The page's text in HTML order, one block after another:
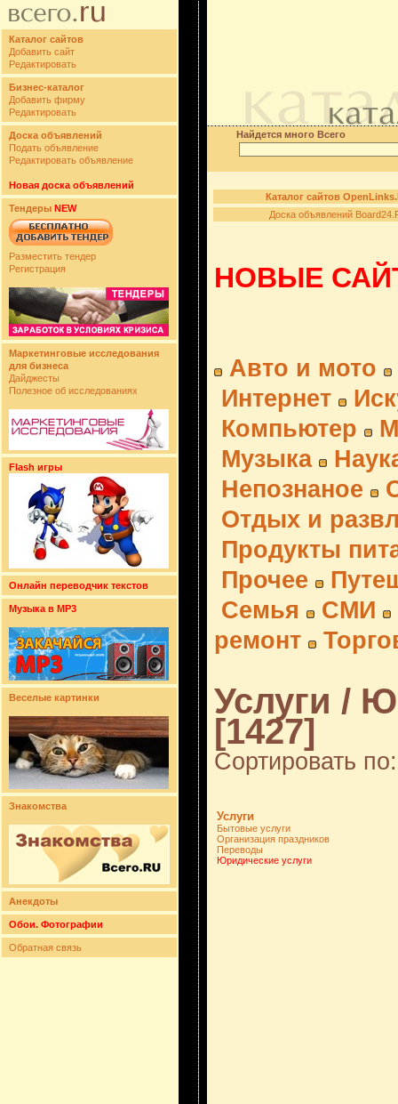
Каталог сайтов
Добавить сайт
Редактировать
Бизнес-каталог
Добавить фирму
Редактировать
Доска объявлений
Подать объявление
Редактировать объявление
Новая доска объявлений
Тендеры NEW
Разместить тендер
Регистрация
Маркетинговые исследования
для бизнеса
Дайджесты
Полезное об исследованиях
Flash игры
Онлайн переводчик текстов
Музыка в MP3
Веселые картинки
Знакомства
Анекдоты
Обои. Фотографии
Обратная связь
Найдется много Всего
Каталог сайтов
Доска объявлений
НОВЫЕ
Авто и мото
Интернет
Компьютер
Музыка
Непознаное
Отдых и
Продукты
Прочее
Семья
СМИ
ремонт
Услуги /
[1427]
Сортировать
Услуги
Бытовые услуги
Организация праздников
Переводы
Юридические услуги